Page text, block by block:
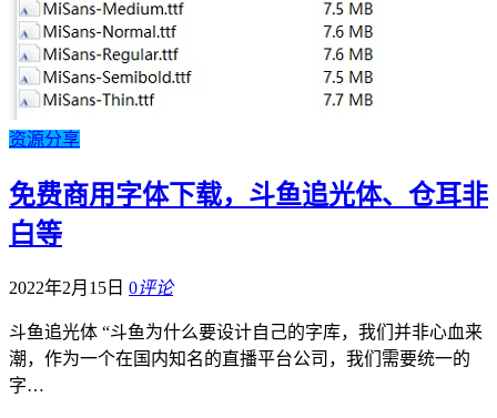
资源分享
免费商用字体下载，斗鱼追光体、仓耳非
白等
2022年2月15日 0评论
斗鱼追光体 “斗鱼为什么要设计自己的字库，我们并非心血来
潮，作为一个在国内知名的直播平台公司，我们需要统一的
字…